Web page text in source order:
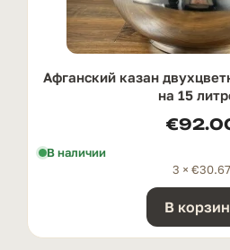
Афганский казан
на 15
€
В наличии
3 × €30.67
В